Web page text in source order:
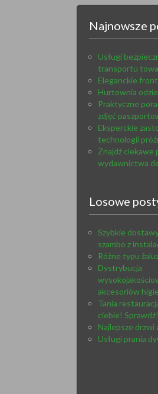
Najnowsze
Usługi
transportu
Eleganckie
Hurtownia
Praktyczne
zdjęć
Eksperckie
technologii
Znajdź ciekawe
wydawnictwa
Losowe
Szybkie
szambo z
Różne typu
Dystrybucja
akcesoriów
Tania
ciebie! Sprawdź!
Najlepsze drzwi
Usługi prania